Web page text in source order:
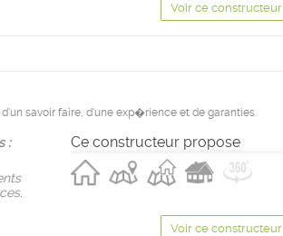
Voir ce constructeur
savoir faire, d'une exp�rience et de garanties.
:
Ce constructeur propose
Voir ce constructeur